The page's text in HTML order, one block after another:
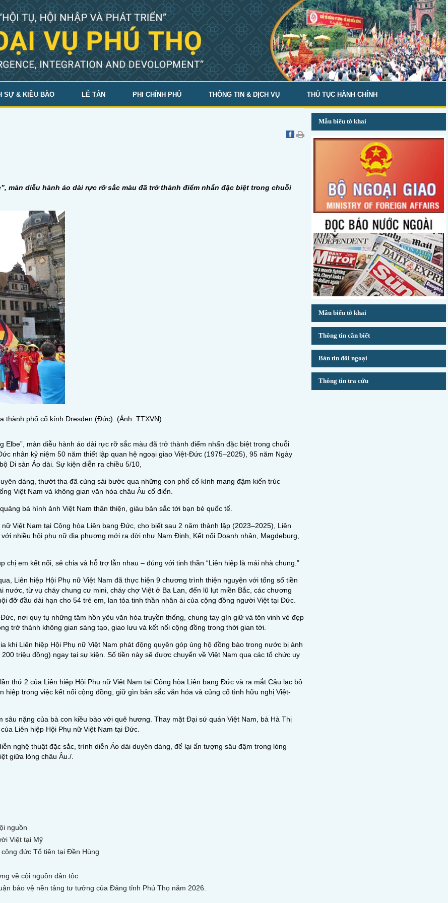
SỰ & KIỀU BÀO LỄ TÂN PHI CHÍNH PHỦ THÔNG TIN & DỊCH VỤ THỦ TỤC HÀNH CHÍNH
màn diễu hành áo dài rực rỡ sắc màu đã trở thành điểm nhấn đặc biệt trong chuỗi
thành phố cổ kính Dresden (Đức). (Ảnh: TTXVN)
màn diễu hành áo dài rực rỡ sắc màu đã trở thành điểm nhấn đặc biệt trong chuỗi
nhân kỷ niệm 50 năm thiết lập quan hệ ngoại giao Việt-Đức (1975–2025), 95 năm Ngày
Di sản Áo dài. Sự kiện diễn ra chiều 5/10,
dáng, thướt tha đã cùng sải bước qua những con phố cổ kính mang đậm kiến trúc
Việt Nam và không gian văn hóa châu Âu cổ điển.
bá hình ảnh Việt Nam thân thiện, giàu bản sắc tới bạn bè quốc tế.
Việt Nam tại Cộng hòa Liên bang Đức, cho biết sau 2 năm thành lập (2023–2025), Liên
nhiều hội phụ nữ địa phương mới ra đời như Nam Định, Kết nối Doanh nhân, Magdeburg,
em kết nối, sẻ chia và hỗ trợ lẫn nhau – đúng với tinh thần “Liên hiệp là mái nhà chung.”
Liên hiệp Hội Phụ nữ Việt Nam đã thực hiện 9 chương trình thiện nguyện với tổng số tiền
từ vụ cháy chung cư mini, cháy chợ Việt ở Ba Lan, đến lũ lụt miền Bắc, các chương
đỡ đầu dài hạn cho 54 trẻ em, lan tỏa tinh thần nhân ái của cộng đồng người Việt tại Đức.
nơi quy tụ những tâm hồn yêu văn hóa truyền thống, chung tay gìn giữ và tôn vinh vẻ đẹp
trở thành không gian sáng tạo, giao lưu và kết nối cộng đồng trong thời gian tới.
khi Liên hiệp Hội Phụ nữ Việt Nam phát động quyên góp ủng hộ đồng bào trong nước bị ảnh
triệu đồng) ngay tại sự kiện. Số tiền này sẽ được chuyển về Việt Nam qua các tổ chức uy
thứ 2 của Liên hiệp Hội Phụ nữ Việt Nam tại Công hòa Liên bang Đức và ra mắt Câu lạc bộ
trong việc kết nối cộng đồng, giữ gìn bản sắc văn hóa và củng cố tình hữu nghị Việt-
nặng của bà con kiều bào với quê hương. Thay mặt Đại sứ quán Việt Nam, bà Hà Thị
Liên hiệp Hội Phụ nữ Việt Nam tại Đức.
nghệ thuật đặc sắc, trình diễn Áo dài duyên dáng, để lại ấn tượng sâu đậm trong lòng
giữa lòng châu Âu./.
nguồn
Việt tại Mỹ
đức Tổ tiên tại Đền Hùng
về cội nguồn dân tộc
bảo vệ nền tảng tư tưởng của Đảng tỉnh Phú Thọ năm 2026.
Mẫu biểu tờ khai
Mẫu biểu tờ khai
Thông tin cần biết
Bản tin đối ngoại
Thông tin tra cứu